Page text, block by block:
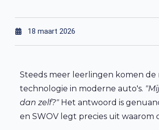
18 maart 2026
Steeds meer leerlingen komen
technologie in moderne auto's.
dan zelf?"Het antwoord is
en SWOV legt precies uit waarom